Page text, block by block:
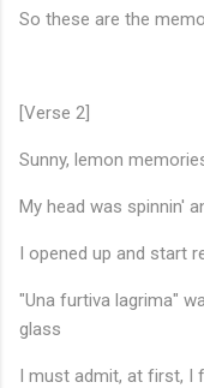
So these are the
[Verse 2]
Sunny, lemon
My head was spinnin'
I opened up and start
"Una furtiva lagrima"
glass
I must admit, at first, I